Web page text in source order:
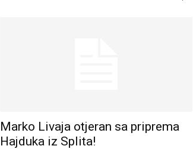
Marko Livaja otjeran sa priprema
Hajduka iz Splita!